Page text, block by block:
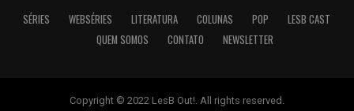
SÉRIES WEBSÉRIES LITERATURA COLUNAS POP
LESB CAST
QUEM SOMOS
CONTATO NEWSLETTER
Copyright © 2022 LesB Out!. All rights reserved.